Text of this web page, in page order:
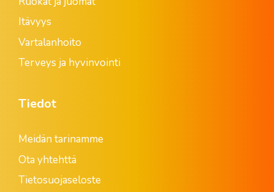
Itävyys
Vartalanhoito
Terveys ja hyvinvointi
Tiedot
Meidän tarinamme
Ota yhtehttä
Tietosuojaseloste